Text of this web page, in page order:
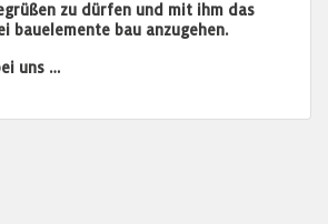
zu dürfen und mit ihm das
bauelemente bau anzugehen.
uns …